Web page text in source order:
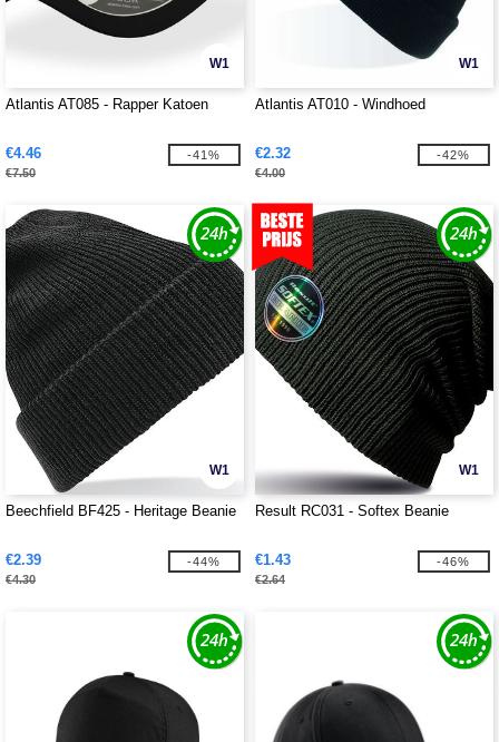
W1
Atlantis AT085 - Rapper Katoen
€4.46
€7.50
-41%
W1
Atlantis AT010 - Windhoed
€2.32
€4.00
-42%
W1
Beechfield BF425 - Heritage Beanie
€2.39
€4.30
-44%
W1
Result RC031 - Softex Beanie
€1.43
€2.64
-46%